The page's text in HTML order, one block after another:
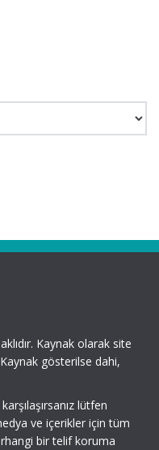
Kaynak olarak site
gösterilse dahi,
lütfen
ve içerikler için tüm
bir telif koruma